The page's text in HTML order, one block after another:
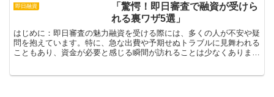
即日融資
「驚愕！即日審査で融資が受けら
れる裏ワザ5選」
はじめに：即日審査の魅力融資を受ける際には、多くの人が不安や疑
問を抱えています。特に、急な出費や予期せぬトラブルに見舞われる
こともあり、資金が必要と感じる瞬間が訪れることは少なくありませ